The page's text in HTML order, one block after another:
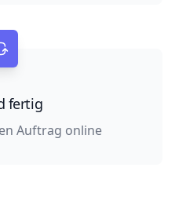
fertig
Auftrag online